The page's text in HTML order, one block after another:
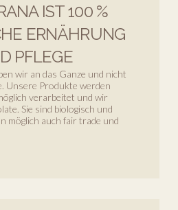
IST 100 %
ERNÄHRUNG
PFLEGE
wir an das Ganze und nicht
Unsere Produkte werden
verarbeitet und wir
Sie sind biologisch und
möglich auch fair trade und